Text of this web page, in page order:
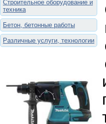
Строительное оборудование и
техника
Бетон, бетонные работы
Различные услуги, технологии